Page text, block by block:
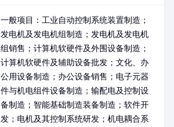
一般项目：工业自动控制系统装置制造；
发电机及发电机组制造；发电机及发电机
组销售；计算机软硬件及外围设备制造；
计算机软硬件及辅助设备批发；文化、办
公用设备制造；办公设备销售；电子元器
件与机电组件设备制造；输配电及控制设
备制造；智能基础制造装备制造；软件开
发；电机及其控制系统研发；机电耦合系